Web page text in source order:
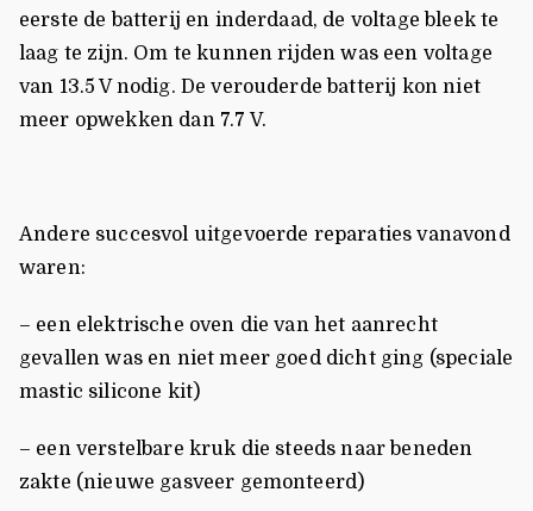
eerste de batterij en inderdaad, de voltage bleek te
laag te zijn. Om te kunnen rijden was een voltage
van 13.5 V nodig. De verouderde batterij kon niet
meer opwekken dan 7.7 V.
Andere succesvol uitgevoerde reparaties vanavond
waren:
– een elektrische oven die van het aanrecht
gevallen was en niet meer goed dicht ging (speciale
mastic silicone kit)
– een verstelbare kruk die steeds naar beneden
zakte (nieuwe gasveer gemonteerd)